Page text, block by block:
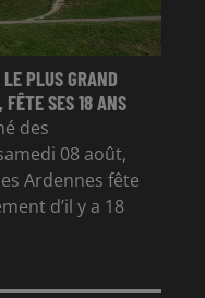
PLUS GRAND
FÊTE SES 18 ANS
des
08 août,
Ardennes fête
d’il y a 18